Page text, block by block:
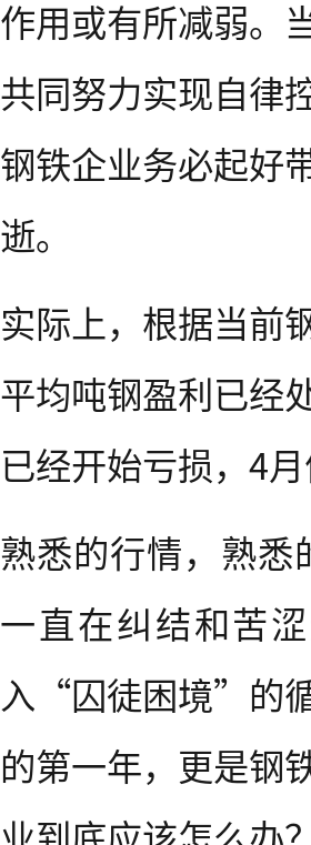
作用或有所减弱。
共同努力实现自律
钢铁企业务必起好
逝。
实际上，根据当前
平均吨钢盈利已经
已经开始亏损，4
熟悉的行情，熟悉
一直在纠结和苦
入“囚徒困境”的
的第一年，更是钢